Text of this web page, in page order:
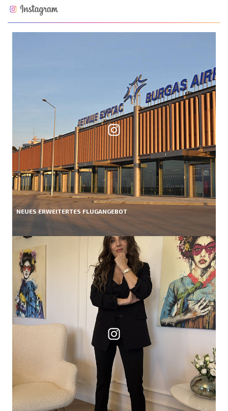
NEUES ERWEITERTES FLUGANGEBOT